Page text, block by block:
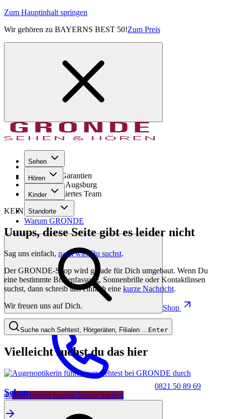
Zum Hauptinhalt springen
Wir gehören zu BAYERNS BEST 50!Zum Preis
Sehen
Hören
Kinder
Standorte
Warum GRONDE
Shop
0821 50 89 69
40Jetzt Termin buchenTermin buchen
Seit 1971
GRONDE Garantien
8× im Raum Augsburg
Hochqualifiziertes Team
KEINE SORGE!
Uuups, diese Seite gibt es leider nicht
Sag uns einfach, nach was Du suchst.
Der GRONDE-Shop wird gerade für Dich umgebaut. Wenn Du
eine bestimmte Brillenfassung, Sonnenbrille oder Kontaktlinsen
suchst, dann schreib uns einfach eine kurze Nachricht.
Wir freuen uns auf Dich.
Suche nach Sehtest, Hörgeräten, Filialen … Enter
Vielleicht suchst du das hier
Sehen